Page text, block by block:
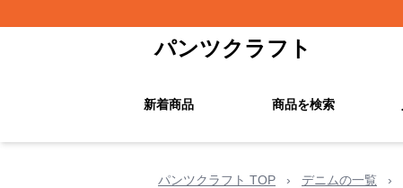
パンツクラフト
新着商品 商品を検索
パンツクラフト TOP › デニムの一覧 ›